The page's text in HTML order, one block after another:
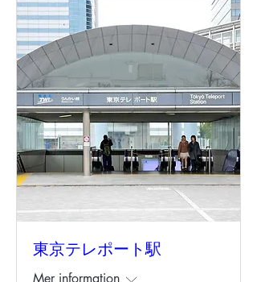
東京テレポート駅
Mer information